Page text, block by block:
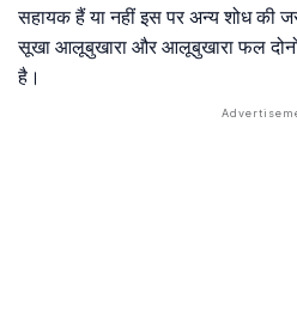
सहायक हैं या नहीं इस पर अन्य शोध
सूखा आलूबुखारा और आलूबुखारा फल
है।